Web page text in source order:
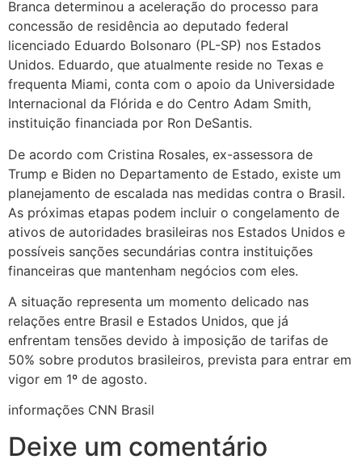
Branca determinou a aceleração do processo para
concessão de residência ao deputado federal
licenciado Eduardo Bolsonaro (PL-SP) nos Estados
Unidos. Eduardo, que atualmente reside no Texas e
frequenta Miami, conta com o apoio da Universidade
Internacional da Flórida e do Centro Adam Smith,
instituição financiada por Ron DeSantis.
De acordo com Cristina Rosales, ex-assessora de
Trump e Biden no Departamento de Estado, existe um
planejamento de escalada nas medidas contra o Brasil.
As próximas etapas podem incluir o congelamento de
ativos de autoridades brasileiras nos Estados Unidos e
possíveis sanções secundárias contra instituições
financeiras que mantenham negócios com eles.
A situação representa um momento delicado nas
relações entre Brasil e Estados Unidos, que já
enfrentam tensões devido à imposição de tarifas de
50% sobre produtos brasileiros, prevista para entrar em
vigor em 1º de agosto.
informações CNN Brasil
Deixe um comentário